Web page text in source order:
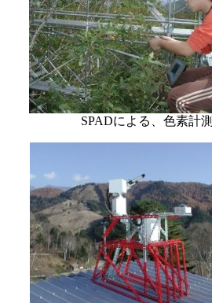
SPADによる、色素計測